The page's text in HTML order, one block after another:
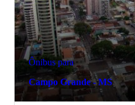
Ônibus para
Campo Grande - MS